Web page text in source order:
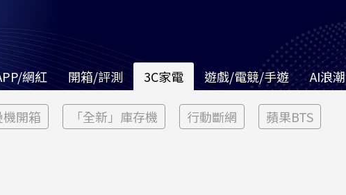
網紅 開箱/評測 3C家電 遊戲/電競/手遊 AI浪潮
開箱 「全新」庫存機 行動斷網 蘋果BTS